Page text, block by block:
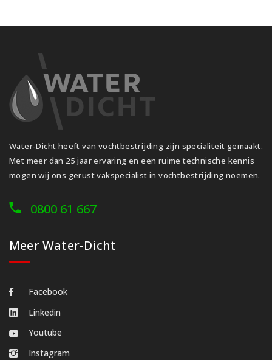
Water-Dicht heeft van vochtbestrijding zijn specialiteit gemaakt.
Met meer dan 25 jaar ervaring en een ruime technische kennis
mogen wij ons gerust vakspecialist in vochtbestrijding noemen.
0800 61 667
Meer Water-Dicht
Facebook
Linkedin
Youtube
Instagram